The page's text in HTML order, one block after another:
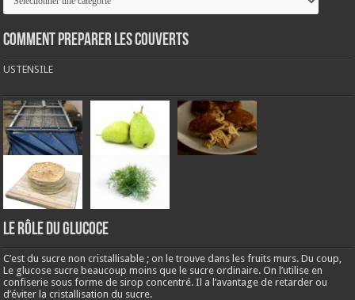
COMMENT PREPARER LES COUVERTS
USTENSILE
LE RÔLE DU GLUCOCE
C’est du sucre non cristallisable ; on le trouve dans les fruits murs. Du coup,
Le glucose sucre beaucoup moins que le sucre ordinaire. On l’utilise en
confiserie sous forme de sirop concentré. Il a l’avantage de retarder ou
d’éviter la cristallisation du sucre.